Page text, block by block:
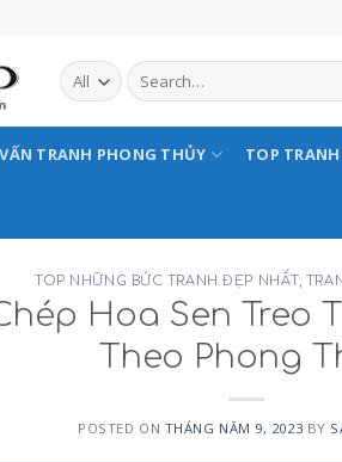
TRANH PHONG THỦY TOP TRANH
TOP NHỮNG BỨC TRANH ĐẸP NHẤT,
Hoa Sen Treo
Theo Phong
POSTED ON THÁNG NĂM 9, 2023 BY